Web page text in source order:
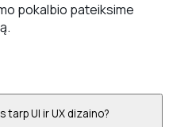
pokalbio pateiksime
tarp UI ir UX dizaino?